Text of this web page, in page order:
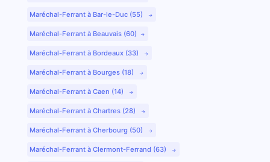
Maréchal-Ferrant à Bar-le-Duc (55)
Maréchal-Ferrant à Beauvais (60)
Maréchal-Ferrant à Bordeaux (33)
Maréchal-Ferrant à Bourges (18)
Maréchal-Ferrant à Caen (14)
Maréchal-Ferrant à Chartres (28)
Maréchal-Ferrant à Cherbourg (50)
Maréchal-Ferrant à Clermont-Ferrand (63)